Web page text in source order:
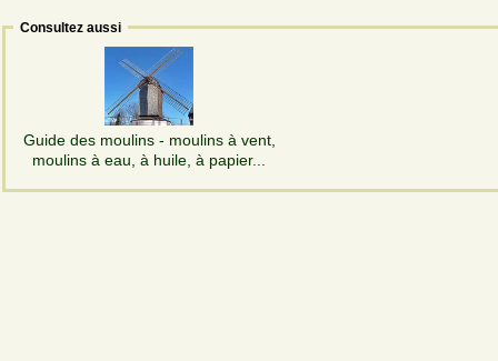
Consultez aussi
Guide des moulins - moulins à vent,
moulins à eau, à huile, à papier...